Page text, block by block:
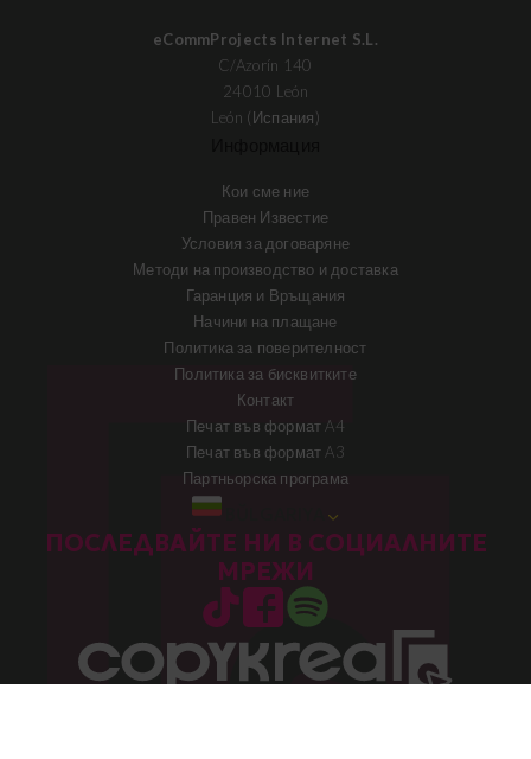
eCommProjects Internet S.L.
C/Azorín 140
24010 León
León (Испания)
Кои сме ние
Правен Известие
Условия за договаряне
Методи на производство и доставка
Гаранция и Връщания
Начини на плащане
Политика за поверителност
Политика за бисквитките
Контакт
Печат във формат A4
Печат във формат A3
Партньорска програма
ПОСЛЕДВАЙТЕ НИ В СОЦИАЛНИТЕ
МРЕЖИ